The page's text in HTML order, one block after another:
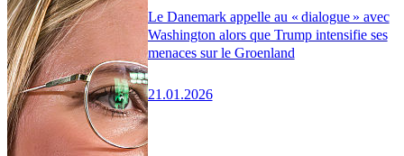
Le Danemark appelle au « dialogue » avec
Washington alors que Trump intensifie ses
menaces sur le Groenland
21.01.2026